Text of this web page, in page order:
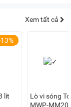
Xem tất cả
lít
Lò vi sóng
MWP-